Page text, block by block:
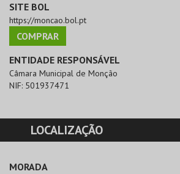
SITE BOL
https://moncao.bol.pt
COMPRAR
ENTIDADE RESPONSÁVEL
Câmara Municipal de Monção
NIF: 501937471
LOCALIZAÇÃO
MORADA